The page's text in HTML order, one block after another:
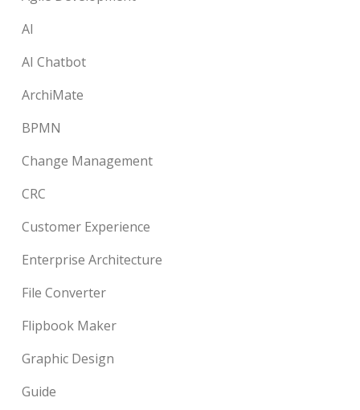
AI
AI Chatbot
ArchiMate
BPMN
Change Management
CRC
Customer Experience
Enterprise Architecture
File Converter
Flipbook Maker
Graphic Design
Guide